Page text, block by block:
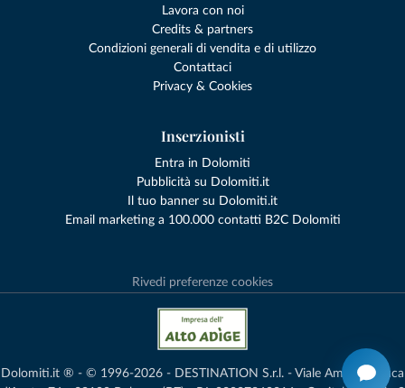
Lavora con noi
Credits & partners
Condizioni generali di vendita e di utilizzo
Contattaci
Privacy & Cookies
Inserzionisti
Entra in Dolomiti
Pubblicità su Dolomiti.it
Il tuo banner su Dolomiti.it
Email marketing a 100.000 contatti B2C Dolomiti
Rivedi preferenze cookies
Dolomiti.it ® - © 1996-2026 - DESTINATION S.r.l. - Viale Amedeo Duca